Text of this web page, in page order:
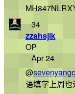
34
zzahsjlk
OP
Apr 24
@
语填字上周